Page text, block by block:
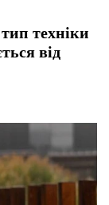
техніки
від